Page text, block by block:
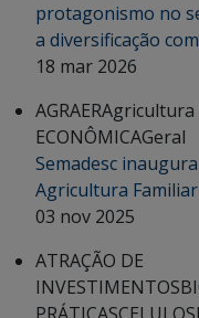
protagonismo no
a diversificação
18 mar 2026
AGRAERAgricultura
ECONÔMICAGeral
Semadesc
Agricultura
03 nov 2025
ATRAÇÃO DE
INVESTIMENTOS